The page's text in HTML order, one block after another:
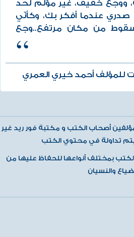
ووجع خفيف، غير مؤلم لحد
عندما أفكر بك، وكأنّي
من مكان مرتفع..وجع
للمؤلف أحمد خيري العمري
أصحاب الكتب و مكتبة فور ريد غير
تداولة في محتوي الكتب
بمختلف أنواعها للحفاظ عليها من
والنسيان